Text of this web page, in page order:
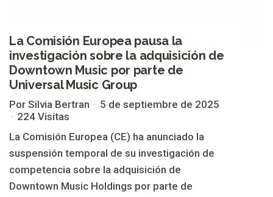
La Comisión Europea pausa la
investigación sobre la adquisición de
Downtown Music por parte de
Universal Music Group
Por Silvia Bertran
5 de septiembre de 2025
224 Visitas
La Comisión Europea (CE) ha anunciado la
suspensión temporal de su investigación de
competencia sobre la adquisición de
Downtown Music Holdings por parte de